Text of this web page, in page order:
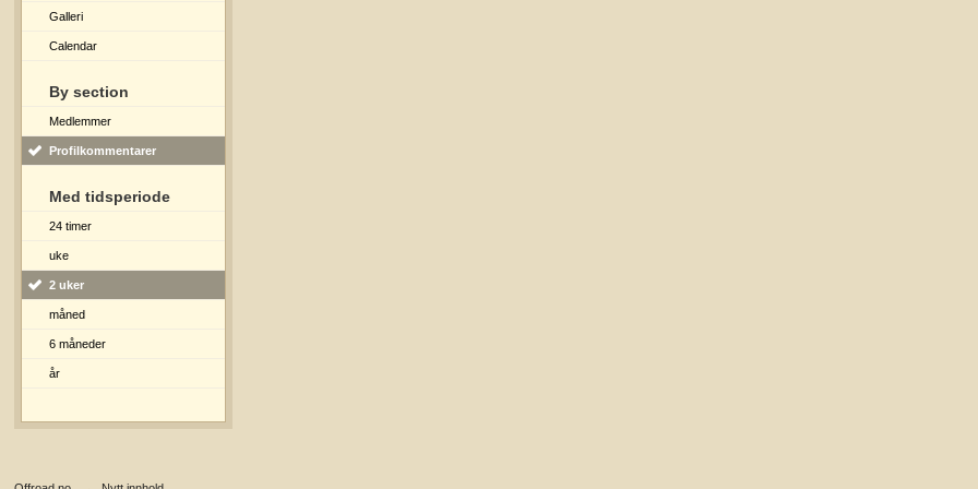
Galleri
Calendar
By section
Medlemmer
Profilkommentarer
Med tidsperiode
24 timer
uke
2 uker
måned
6 måneder
år